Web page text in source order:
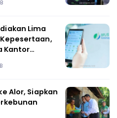
Lima
Kantor
Alor, Siapkan